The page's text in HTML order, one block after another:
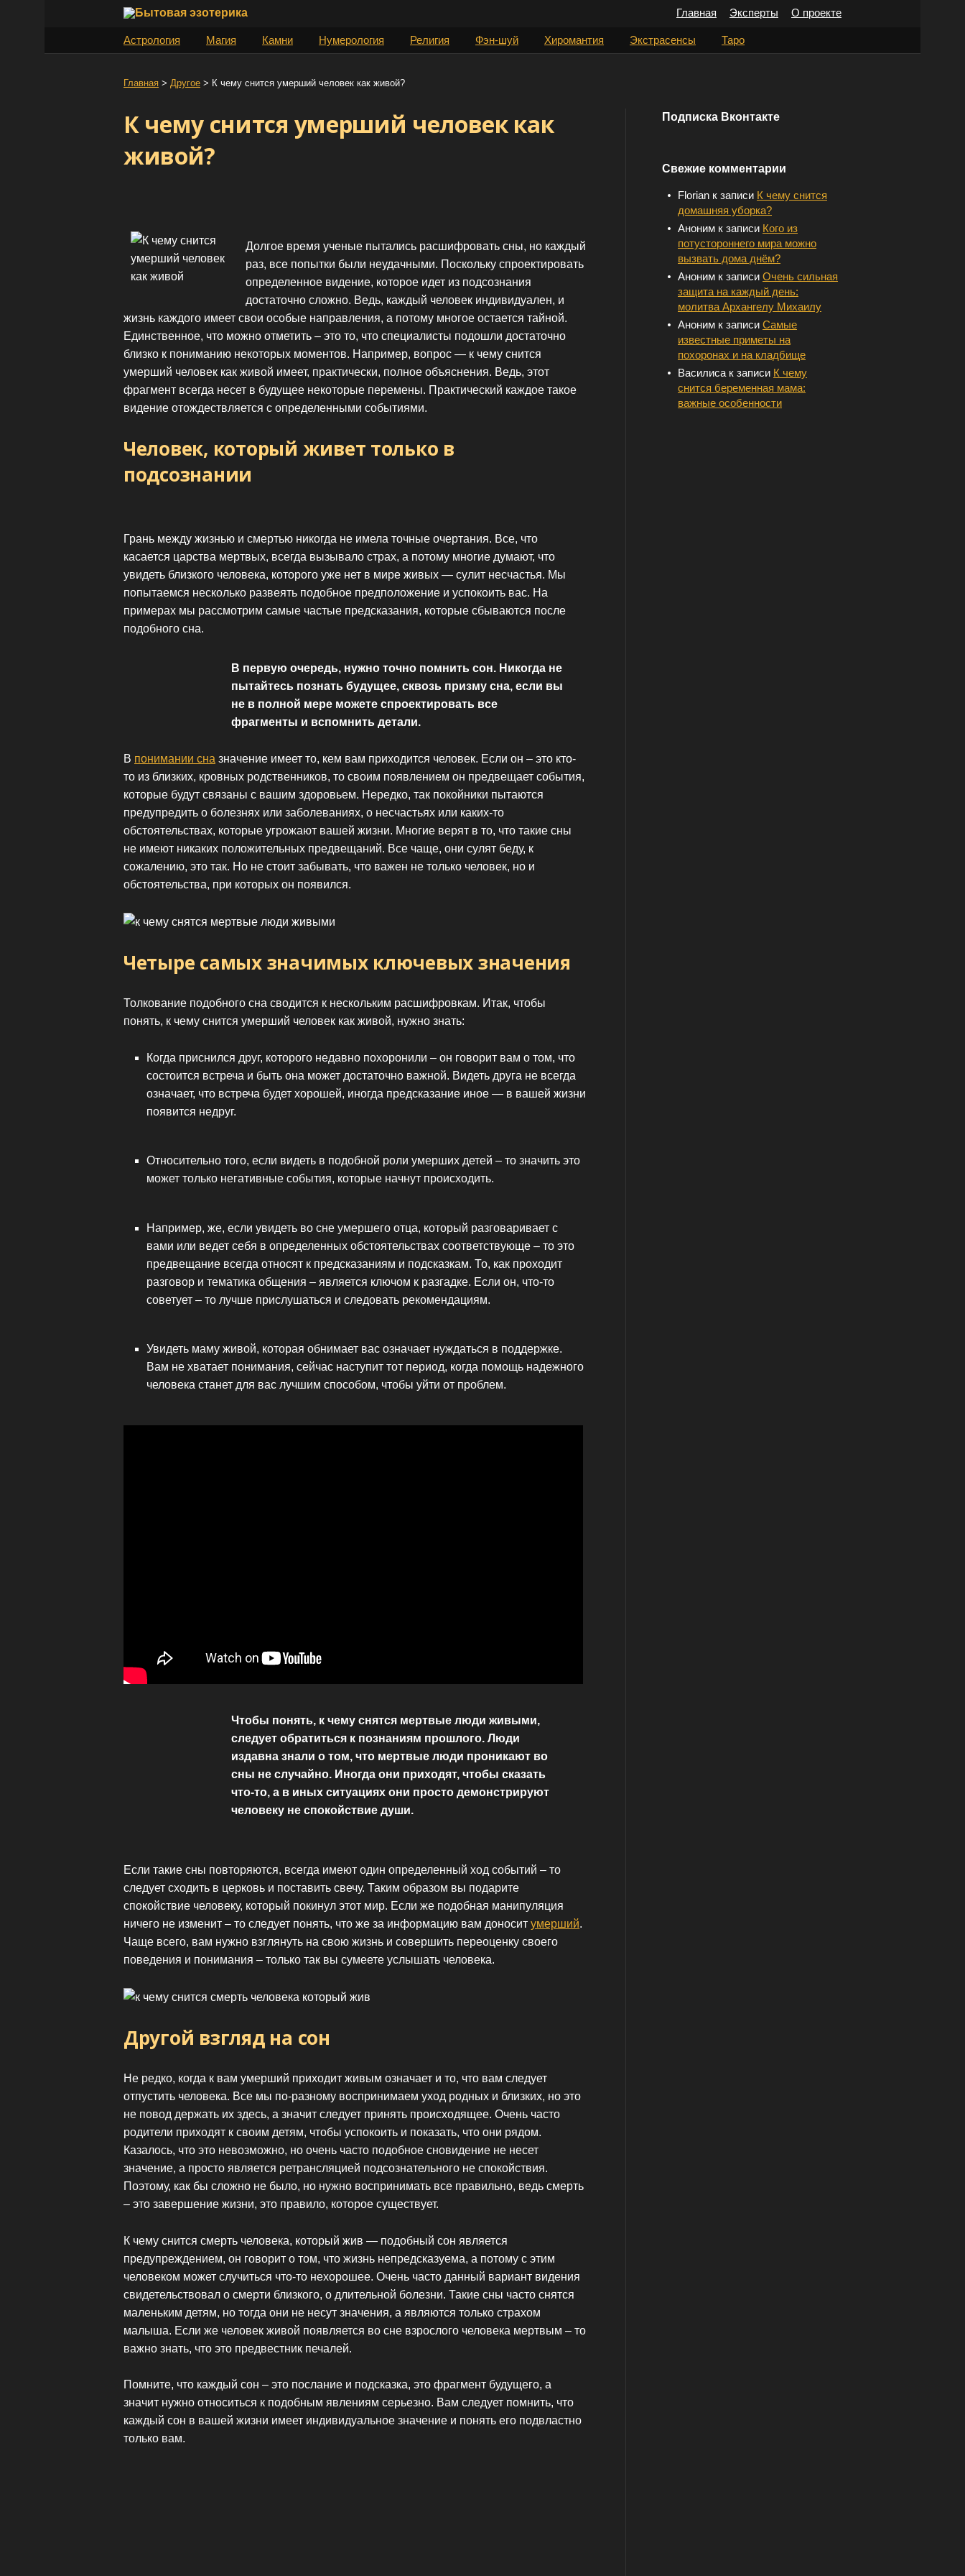
Главная Эксперты О проекте
Астрология Магия Камни Нумерология Религия Фэн-шуй Хиромантия Экстрасенсы Таро
Главная > Другое > К чему снится умерший человек как живой?
К чему снится умерший человек как
живой?
Долгое время ученые пытались расшифровать сны, но каждый
раз, все попытки были неудачными. Поскольку спроектировать
определенное видение, которое идет из подсознания
достаточно сложно. Ведь, каждый человек индивидуален, и
жизнь каждого имеет свои особые направления, а потому многое остается тайной.
Единственное, что можно отметить – это то, что специалисты подошли достаточно
близко к пониманию некоторых моментов. Например, вопрос — к чему снится
умерший человек как живой имеет, практически, полное объяснения. Ведь, этот
фрагмент всегда несет в будущее некоторые перемены. Практический каждое такое
видение отождествляется с определенными событиями.
Человек, который живет только в
подсознании
Грань между жизнью и смертью никогда не имела точные очертания. Все, что
касается царства мертвых, всегда вызывало страх, а потому многие думают, что
увидеть близкого человека, которого уже нет в мире живых — сулит несчастья. Мы
попытаемся несколько развеять подобное предположение и успокоить вас. На
примерах мы рассмотрим самые частые предсказания, которые сбываются после
подобного сна.
В первую очередь, нужно точно помнить сон. Никогда не
пытайтесь познать будущее, сквозь призму сна, если вы
не в полной мере можете спроектировать все
фрагменты и вспомнить детали.
В понимании сна значение имеет то, кем вам приходится человек. Если он – это кто-
то из близких, кровных родственников, то своим появлением он предвещает события,
которые будут связаны с вашим здоровьем. Нередко, так покойники пытаются
предупредить о болезнях или заболеваниях, о несчастьях или каких-то
обстоятельствах, которые угрожают вашей жизни. Многие верят в то, что такие сны
не имеют никаких положительных предвещаний. Все чаще, они сулят беду, к
сожалению, это так. Но не стоит забывать, что важен не только человек, но и
обстоятельства, при которых он появился.
Четыре самых значимых ключевых значения
Толкование подобного сна сводится к нескольким расшифровкам. Итак, чтобы
понять, к чему снится умерший человек как живой, нужно знать:
Когда приснился друг, которого недавно похоронили – он говорит вам о том, что
состоится встреча и быть она может достаточно важной. Видеть друга не всегда
означает, что встреча будет хорошей, иногда предсказание иное — в вашей жизни
появится недруг.
Относительно того, если видеть в подобной роли умерших детей – то значить это
может только негативные события, которые начнут происходить.
Например, же, если увидеть во сне умершего отца, который разговаривает с
вами или ведет себя в определенных обстоятельствах соответствующе – то это
предвещание всегда относят к предсказаниям и подсказкам. То, как проходит
разговор и тематика общения – является ключом к разгадке. Если он, что-то
советует – то лучше прислушаться и следовать рекомендациям.
Увидеть маму живой, которая обнимает вас означает нуждаться в поддержке.
Вам не хватает понимания, сейчас наступит тот период, когда помощь надежного
человека станет для вас лучшим способом, чтобы уйти от проблем.
Чтобы понять, к чему снятся мертвые люди живыми,
следует обратиться к познаниям прошлого. Люди
издавна знали о том, что мертвые люди проникают во
сны не случайно. Иногда они приходят, чтобы сказать
что-то, а в иных ситуациях они просто демонстрируют
человеку не спокойствие души.
Если такие сны повторяются, всегда имеют один определенный ход событий – то
следует сходить в церковь и поставить свечу. Таким образом вы подарите
спокойствие человеку, который покинул этот мир. Если же подобная манипуляция
ничего не изменит – то следует понять, что же за информацию вам доносит умерший.
Чаще всего, вам нужно взглянуть на свою жизнь и совершить переоценку своего
поведения и понимания – только так вы сумеете услышать человека.
Другой взгляд на сон
Не редко, когда к вам умерший приходит живым означает и то, что вам следует
отпустить человека. Все мы по-разному воспринимаем уход родных и близких, но это
не повод держать их здесь, а значит следует принять происходящее. Очень часто
родители приходят к своим детям, чтобы успокоить и показать, что они рядом.
Казалось, что это невозможно, но очень часто подобное сновидение не несет
значение, а просто является ретрансляцией подсознательного не спокойствия.
Поэтому, как бы сложно не было, но нужно воспринимать все правильно, ведь смерть
– это завершение жизни, это правило, которое существует.
К чему снится смерть человека, который жив — подобный сон является
предупреждением, он говорит о том, что жизнь непредсказуема, а потому с этим
человеком может случиться что-то нехорошее. Очень часто данный вариант видения
свидетельствовал о смерти близкого, о длительной болезни. Такие сны часто снятся
маленьким детям, но тогда они не несут значения, а являются только страхом
малыша. Если же человек живой появляется во сне взрослого человека мертвым – то
важно знать, что это предвестник печалей.
Помните, что каждый сон – это послание и подсказка, это фрагмент будущего, а
значит нужно относиться к подобным явлениям серьезно. Вам следует помнить, что
каждый сон в вашей жизни имеет индивидуальное значение и понять его подвластно
только вам.
Подписка Вконтакте
Свежие комментарии
Florian к записи К чему снится
домашняя уборка?
Аноним к записи Кого из
потустороннего мира можно
вызвать дома днём?
Аноним к записи Очень сильная
защита на каждый день:
молитва Архангелу Михаилу
Аноним к записи Самые
известные приметы на
похоронах и на кладбище
Василиса к записи К чему
снится беременная мама:
важные особенности